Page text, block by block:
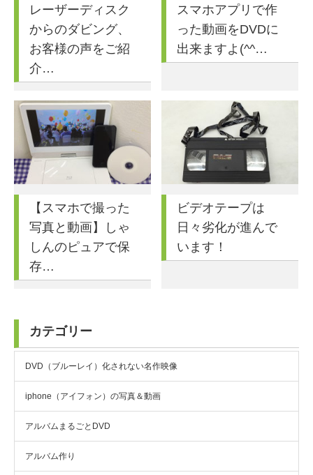
レーザーディスク
からのダビング、
お客様の声をご紹
介…
スマホアプリで作
った動画をDVDに
出来ますよ(^^…
【スマホで撮った
写真と動画】しゃ
しんのピュアで保
存…
ビデオテープは
日々劣化が進んで
います！
カテゴリー
DVD（ブルーレイ）化されない名作映像
iphone（アイフォン）の写真＆動画
アルバムまるごとDVD
アルバム作り